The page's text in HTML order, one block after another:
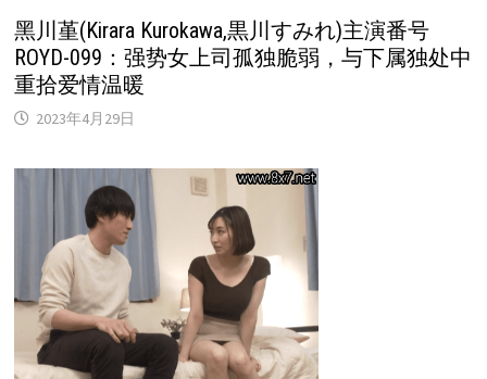
黑川堇(Kirara Kurokawa,黒川すみれ)主演番号
ROYD-099：强势女上司孤独脆弱，与下属独处中
重拾爱情温暖
2023年4月29日